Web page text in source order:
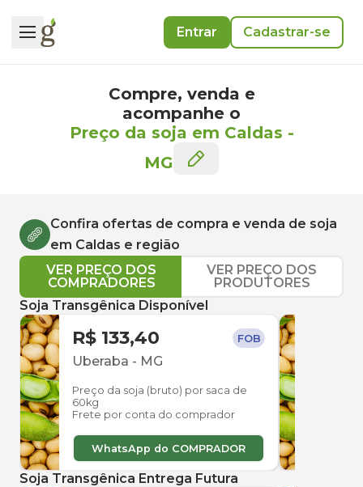
Entrar Cadastrar-se
Compre, venda e
acompanhe o
Preço da soja em Caldas -
MG
Confira ofertas de compra e venda de soja
em Caldas e região
VER PREÇO DOS
COMPRADORES
VER PREÇO DOS
PRODUTORES
Soja Transgênica Disponível
R$ 133,40 FOB
Uberaba - MG
Preço da soja (bruto) por saca de
60kg
Frete por conta do comprador
WhatsApp do COMPRADOR
Soja Transgênica Entrega Futura